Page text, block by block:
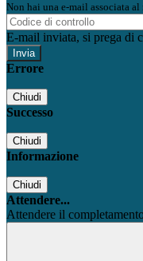
Non hai una e-mail associata
E-mail inviata, si prega di
Errore
Chiudi
Successo
Chiudi
Informazione
Chiudi
Attendere...
Attendere il